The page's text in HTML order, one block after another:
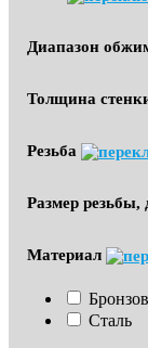
Диапазон
Толщина
Резьба
Размер
Материал
Сталь